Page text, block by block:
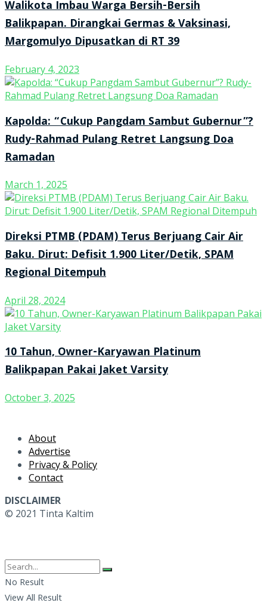
Walikota Imbau Warga Bersih-Bersih
Balikpapan. Dirangkai Germas & Vaksinasi,
Margomulyo Dipusatkan di RT 39
February 4, 2023
Kapolda: “Cukup Pangdam Sambut Gubernur”?
Rudy-Rahmad Pulang Retret Langsung Doa
Ramadan
March 1, 2025
Direksi PTMB (PDAM) Terus Berjuang Cair Air
Baku. Dirut: Defisit 1.900 Liter/Detik, SPAM
Regional Ditempuh
April 28, 2024
10 Tahun, Owner-Karyawan Platinum
Balikpapan Pakai Jaket Varsity
October 3, 2025
About
Advertise
Privacy & Policy
Contact
DISCLAIMER
© 2021 Tinta Kaltim
No Result
View All Result